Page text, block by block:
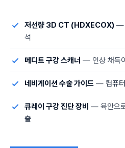
저선량 3D CT (HDXECOX) —
석
메디트 구강 스캐너 — 인상 채득
네비게이션 수술 가이드 — 컴퓨터
큐레이 구강 진단 장비 — 육안으
출